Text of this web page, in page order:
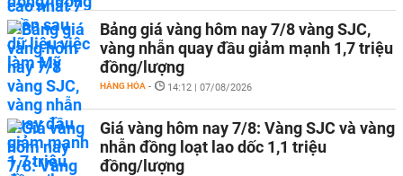
Bảng giá vàng hôm nay 7/8 vàng SJC,
vàng nhẫn quay đầu giảm mạnh 1,7 triệu
đồng/lượng
HÀNG HÓA - 14:12 | 07/08/2026
Giá vàng hôm nay 7/8: Vàng SJC và vàng
nhẫn đồng loạt lao dốc 1,1 triệu
đồng/lượng